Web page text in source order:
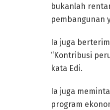
bukanlah
pembangunan
Ia juga
“Kontribusi
kata Edi.
Ia juga
program